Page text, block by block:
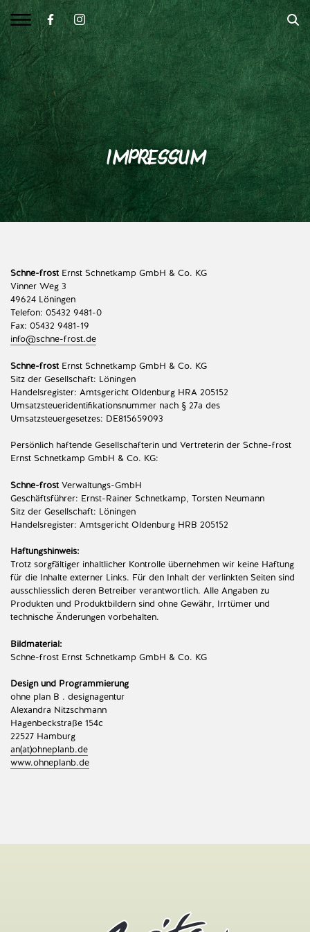
IMPRESSUM
Schne-frostErnst Schnetkamp GmbH & Co. KG
Vinner Weg 3
49624 Löningen
Telefon: 05432 9481-0
Fax: 05432 9481-19
info@schne-frost.de
Schne-frostErnst Schnetkamp GmbH & Co. KG
Sitz der Gesellschaft: Löningen
Handelsregister: Amtsgericht Oldenburg HRA 205152
Umsatzsteueridentifikationsnummer nach § 27a des
Umsatzsteuergesetzes: DE815659093
Persönlich haftende Gesellschafterin und Vertreterin der Schne-frost
Ernst Schnetkamp GmbH & Co. KG:
Schne-frostVerwaltungs-GmbH
Geschäftsführer: Ernst-Rainer Schnetkamp, Torsten Neumann
Sitz der Gesellschaft: Löningen
Handelsregister: Amtsgericht Oldenburg HRB 205152
Haftungshinweis:
Trotz sorgfältiger inhaltlicher Kontrolle übernehmen wir keine Haftung
für die Inhalte externer Links. Für den Inhalt der verlinkten Seiten sind
ausschliesslich deren Betreiber verantwortlich. Alle Angaben zu
Produkten und Produktbildern sind ohne Gewähr, Irrtümer und
technische Änderungen vorbehalten.
Bildmaterial:
Schne-frost Ernst Schnetkamp GmbH & Co. KG
Design und Programmierung
ohne plan B . designagentur
Alexandra Nitzschmann
Hagenbeckstraße 154c
22527 Hamburg
an(at)ohneplanb.de
www.ohneplanb.de